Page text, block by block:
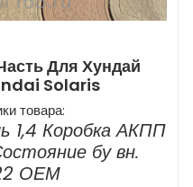
Для Хундай
Solaris
товара:
1,4 Коробка АКПП
бу вн.
ОЕМ